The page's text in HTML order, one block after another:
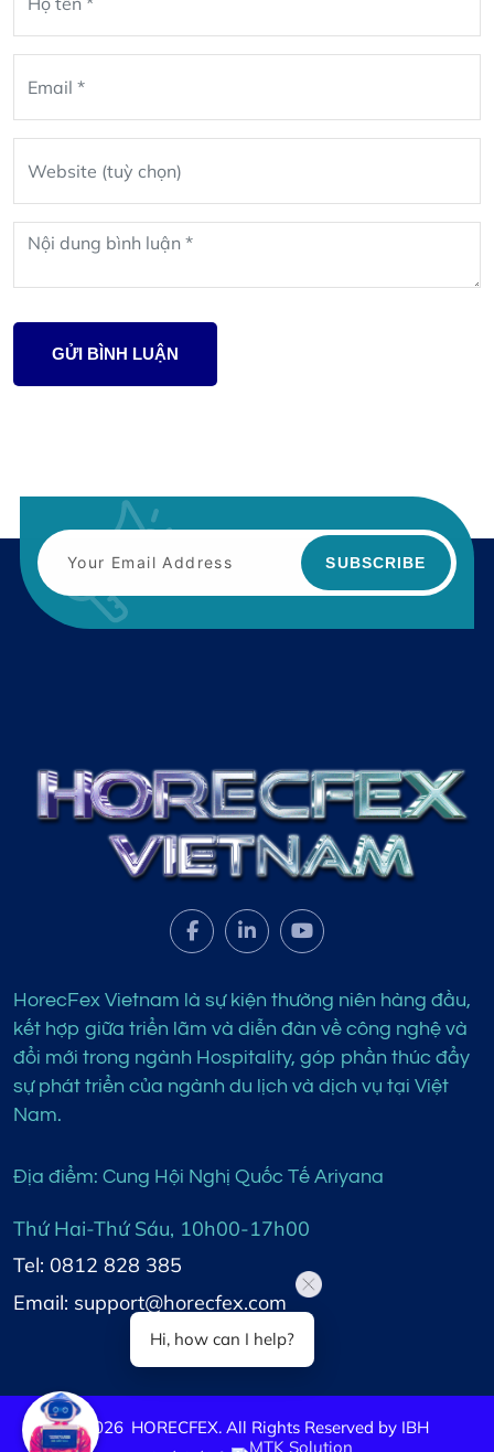
blank
GỬI BÌNH LUẬN
SUBSCRIBE
HorecFex Vietnam là sự kiện thường niên hàng đầu,
kết hợp giữa triển lãm và diễn đàn về công nghệ và
đổi mới trong ngành Hospitality, góp phần thúc đẩy
sự phát triển của ngành du lịch và dịch vụ tại Việt
Nam.
Địa điểm: Cung Hội Nghị Quốc Tế Ariyana
Thứ Hai-Thứ Sáu, 10h00-17h00
Tel: 0812 828 385
Email: support@horecfex.com
©2026 HORECFEX. All Rights Reserved by IBH
Hi, how can I help?